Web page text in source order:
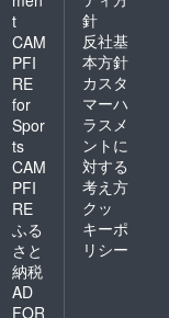
t
CAM
PFI
RE
for
Spor
ts
CAM
PFI
RE
ふる
さと
納税
AD
FOR
針
反社基
本方針
カスタ
マーハ
ラスメ
ントに
対する
考え方
クッ
キーポ
リシー